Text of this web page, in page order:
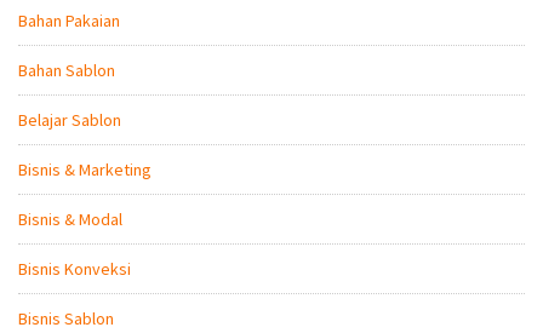
Bahan Pakaian
Bahan Sablon
Belajar Sablon
Bisnis & Marketing
Bisnis & Modal
Bisnis Konveksi
Bisnis Sablon